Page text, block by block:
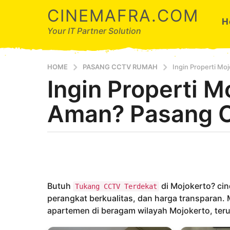
CINEMAFRA.COM
Your IT Partner Solution
HOME PASANG CCTV RUMAH Ingin Properti
7
t
h
o
t
Ingin Properti
Aman? Pasang
d
a
Butuh Tukang CCTV Terdekat di Mojokerto?
perangkat berkualitas, dan harga
apartemen di beragam wilayah Mojokerto,